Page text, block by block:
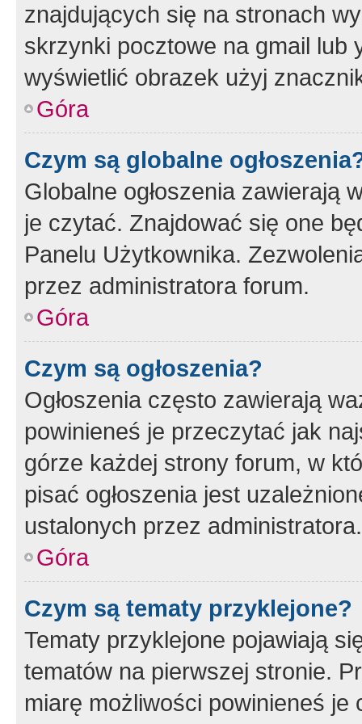
znajdujących się na stronach
skrzynki pocztowe na gmail lub
wyświetlić obrazek użyj
Góra
Czym są globalne
Globalne ogłoszenia zawierają
je czytać. Znajdować się one
Panelu Użytkownika.
przez administratora forum.
Góra
Czym są ogłoszenia?
Ogłoszenia często zawierają
powinieneś je przeczytać jak
górze każdej strony forum, w
pisać ogłoszenia jest
ustalonych przez administratora.
Góra
Czym są tematy przyklejone?
Tematy przyklejone pojawiają
tematów na pierwszej stronie.
miarę możliwości powinieneś je